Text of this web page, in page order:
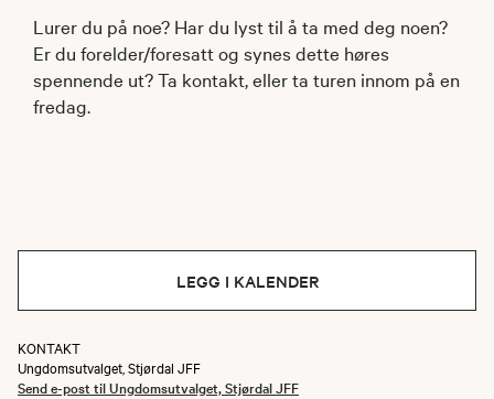
Lurer du på noe? Har du lyst til å ta med deg noen?
Er du forelder/foresatt og synes dette høres
spennende ut? Ta kontakt, eller ta turen innom på en
fredag.
LEGG I KALENDER
KONTAKT
Ungdomsutvalget, Stjørdal JFF
Send e-post til Ungdomsutvalget, Stjørdal JFF